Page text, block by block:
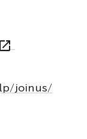
joinus/